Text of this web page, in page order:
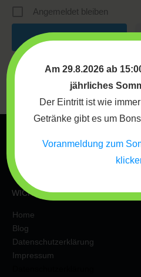
Angemeldet bleiben
Passwort
WICHTIGE INFOS
Home
Blog
Datenschutzerklärung
Impressum
Am 29.8.2026 ab
jährliches
Der Eintritt ist wie
Getränke gibt es um
Voranmeldung zum